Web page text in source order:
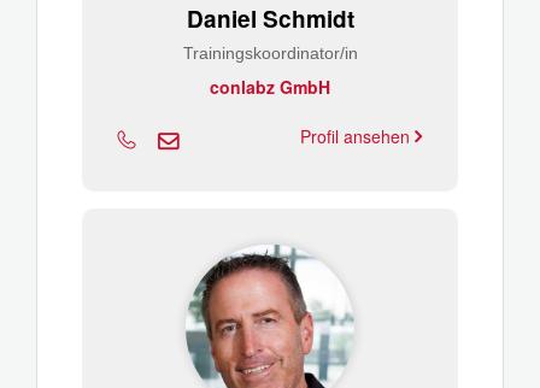
Daniel Schmidt
Trainingskoordinator/in
conlabz GmbH
Profil ansehen